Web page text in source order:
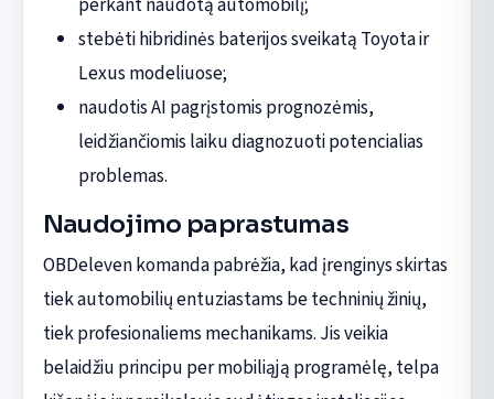
stebėti hibridinės baterijos sveikatą Toyota ir
Lexus modeliuose;
naudotis AI pagrįstomis prognozėmis,
leidžiančiomis laiku diagnozuoti potencialias
problemas.
Naudojimo paprastumas
OBDeleven komanda pabrėžia, kad įrenginys skirtas
tiek automobilių entuziastams be techninių žinių,
tiek profesionaliems mechanikams. Jis veikia
belaidžiu principu per mobiliąją programėlę, telpa